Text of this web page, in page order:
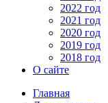
2022 год
2021 год
2020 год
2019 год
2018 год
О сайте
Главная